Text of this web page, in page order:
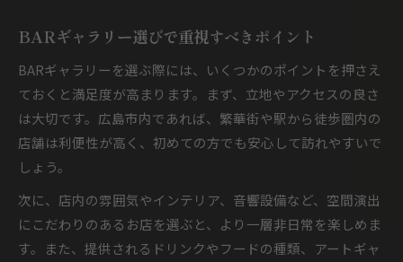
BARギャラリー選びで重視すべきポイント
BARギャラリーを選ぶ際には、いくつかのポイントを押さえ
ておくと満足度が高まります。まず、立地やアクセスの良さ
は大切です。広島市内であれば、繁華街や駅から徒歩圏内の
店舗は利便性が高く、初めての方でも安心して訪れやすいで
しょう。
次に、店内の雰囲気やインテリア、音響設備など、空間演出
にこだわりのあるお店を選ぶと、より一層非日常を楽しめま
す。また、提供されるドリンクやフードの種類、アートギャ